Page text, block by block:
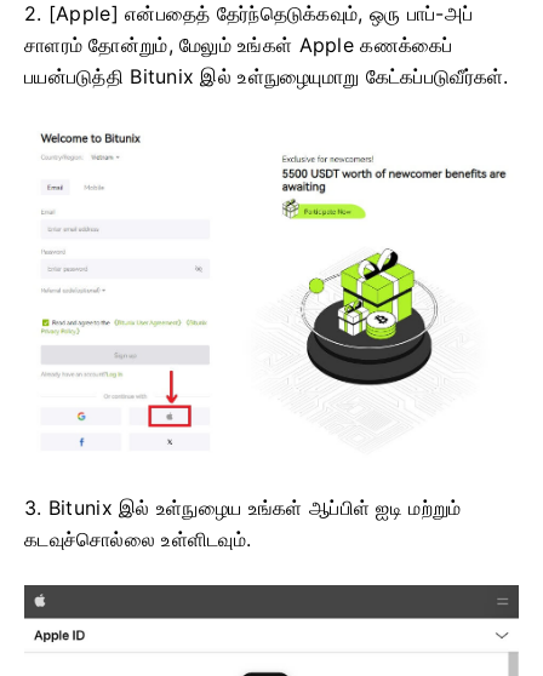
2. [Apple] என்பதைத் தேர்ந்தெடுக்கவும், ஒரு பாப்-அப்
சாளரம் தோன்றும், மேலும் உங்கள் Apple கணக்கைப்
பயன்படுத்தி Bitunix இல் உள்நுழையுமாறு கேட்கப்படுவீர்கள்.
3. Bitunix இல் உள்நுழைய உங்கள் ஆப்பிள் ஐடி மற்றும்
கடவுச்சொல்லை உள்ளிடவும்.